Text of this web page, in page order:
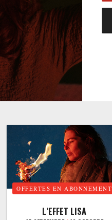
OFFERTES EN ABONNEMENT
L’EFFET LISA